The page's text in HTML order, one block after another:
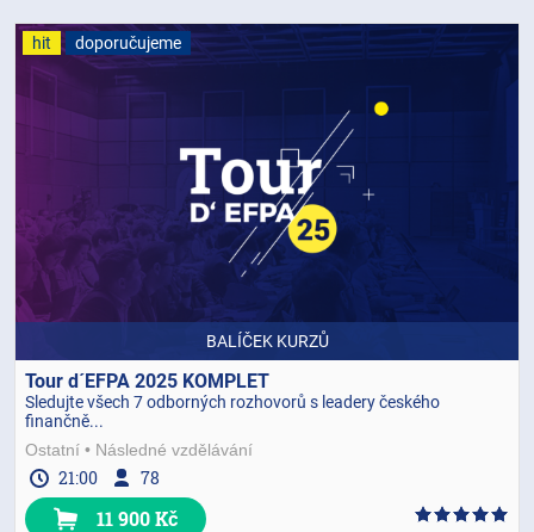
hit doporučujeme
BALÍČEK KURZŮ
Tour d´EFPA 2025 KOMPLET
Sledujte všech 7 odborných rozhovorů s leadery českého
finančně...
Ostatní
Následné vzdělávání
21:00 78
11 900 Kč